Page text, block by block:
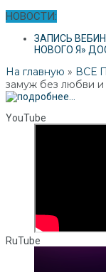
НОВОСТИ:
ЗАПИСЬ
НОВОГО Я»
На главную » ВСЕ
замуж без любви
YouTube
RuTube